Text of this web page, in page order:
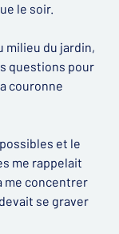
le soir.
milieu du jardin,
questions pour
couronne
et le
me rappelait
me concentrer
se graver